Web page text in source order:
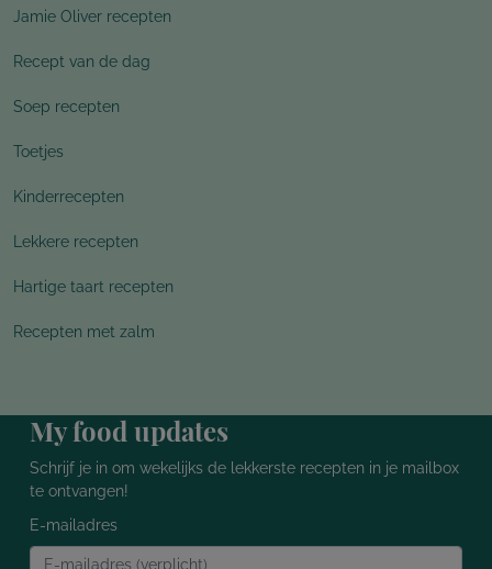
Jamie Oliver recepten
Recept van de dag
Soep recepten
Toetjes
Kinderrecepten
Lekkere recepten
Hartige taart recepten
Recepten met zalm
My food updates
Schrijf je in om wekelijks de lekkerste recepten in je mailbox
te ontvangen!
E-mailadres